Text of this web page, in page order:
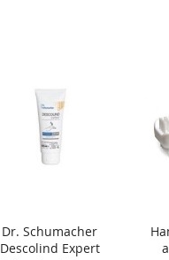
Dr. Schumacher
Descolind Expert